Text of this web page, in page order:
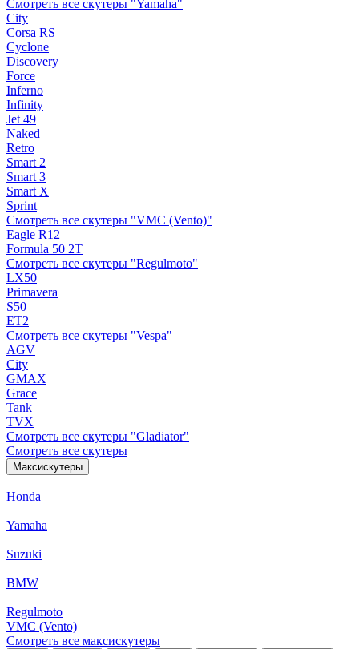
Смотреть все скутеры "Yamaha"
City
Corsa RS
Cyclone
Discovery
Force
Inferno
Infinity
Jet 49
Naked
Retro
Smart 2
Smart 3
Smart X
Sprint
Смотреть все скутеры "VMC (Vento)"
Eagle R12
Formula 50 2Т
Смотреть все скутеры "Regulmoto"
LX50
Primavera
S50
ET2
Смотреть все скутеры "Vespa"
AGV
City
GMAX
Grace
Tank
TVX
Смотреть все скутеры "Gladiator"
Смотреть все скутеры
Максискутеры
Honda
Yamaha
Suzuki
BMW
Regulmoto
VMC (Vento)
Смотреть все максискутеры